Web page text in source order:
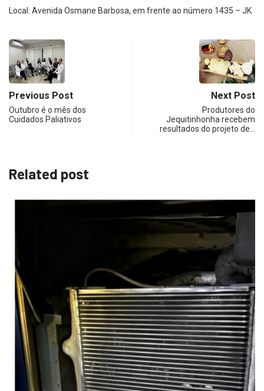
Local: Avenida Osmane Barbosa, em frente ao número 1435 – JK
Previous Post
Outubro é o mês dos
Cuidados Paliativos
Next Post
Produtores do
Jequitinhonha recebem
resultados do projeto de…
Related post